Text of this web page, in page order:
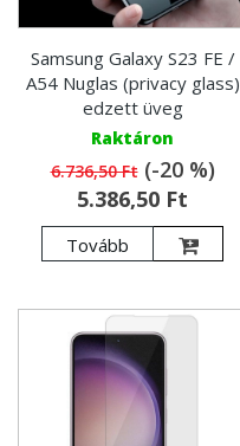
Samsung Galaxy S23 FE /
A54 Nuglas (privacy glass)
edzett üveg
Raktáron
6.736,50 Ft(-20 %)
5.386,50 Ft
Tovább